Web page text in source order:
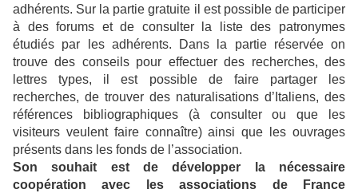
adhérents. Sur la partie gratuite il est possible de participer
à des forums et de consulter la liste des patronymes
étudiés par les adhérents. Dans la partie réservée on
trouve des conseils pour effectuer des recherches, des
lettres types, il est possible de faire partager les
recherches, de trouver des naturalisations d’Italiens, des
références bibliographiques (à consulter ou que les
visiteurs veulent faire connaître) ainsi que les ouvrages
présents dans les fonds de l’association.
Son souhait est de développer la nécessaire
coopération avec les associations de France